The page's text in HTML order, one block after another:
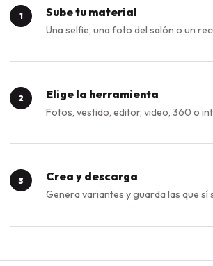
1 Sube tu material
Una selfie, una foto del salón o un
2 Elige la herramienta
Fotos, vestido, editor, video, 360 o
3 Crea y descarga
Genera variantes y guarda las que sí